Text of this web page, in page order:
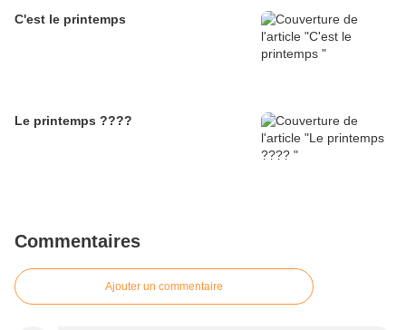
C'est le printemps
Le printemps ????
Commentaires
Ajouter un commentaire